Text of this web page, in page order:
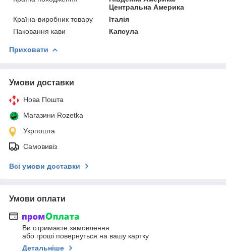
Центральна Америка
Країна-виробник товару
Італія
Паковання кави
Капсула
Приховати
Умови доставки
Нова Пошта
Магазини Rozetka
Укрпошта
Самовивіз
Всі умови доставки
Умови оплати
Ви отримаєте замовлення
або гроші повернуться на вашу картку
Детальніше